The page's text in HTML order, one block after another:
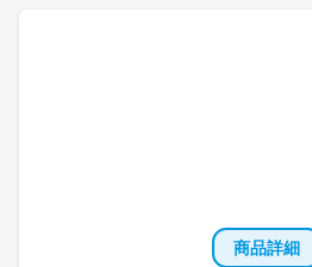
商品詳細